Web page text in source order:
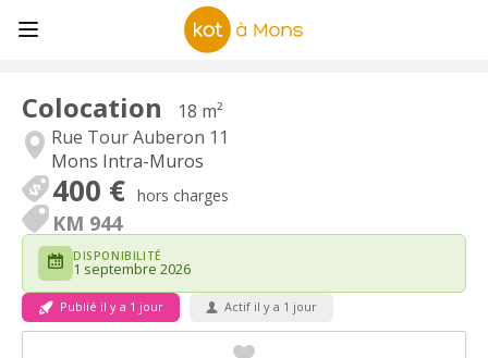
Colocation
18 m²
Rue Tour Auberon 11
Mons Intra-Muros
400 € hors charges
KM 944
DISPONIBILITÉ
1 septembre 2026
Publié il y a 1 jour Actif il y a 1 jour